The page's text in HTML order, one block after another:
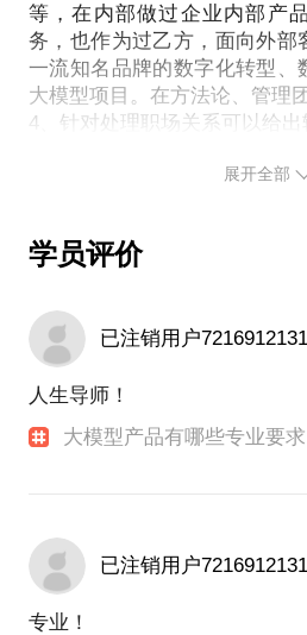
等，在内部做过企业内部产
务，也作为过乙方，面向外部
一流知名品牌的数字化转型、
大模型项目。在方法论、管理
4、针对处理职场关系可以给出
展开全部
学员评价
已注销用户7216912131
人生导师！
大模型产品有哪些专业要求
已注销用户7216912131
专业！